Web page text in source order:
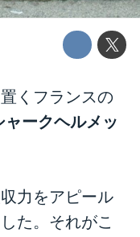
くフランスの
ャークヘルメッ
力をアピール
た。それがこ